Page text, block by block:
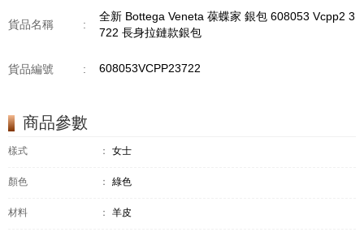
貨品名稱 :
全新 Bottega Veneta 葆蝶家 銀包 608053 Vcpp2 3
722 長身拉鏈款銀包
貨品編號 : 608053VCPP23722
商品參數
樣式 ： 女士
顏色 ： 綠色
材料 ： 羊皮